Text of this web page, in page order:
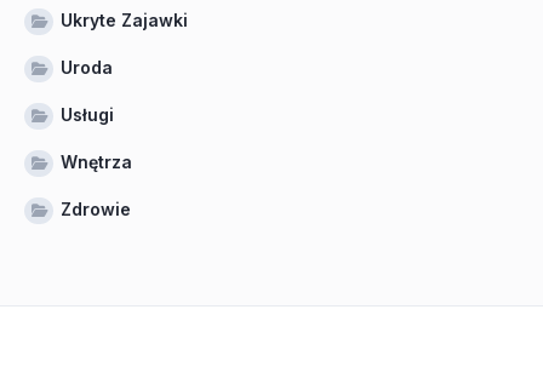
Ukryte Zajawki
Uroda
Usługi
Wnętrza
Zdrowie